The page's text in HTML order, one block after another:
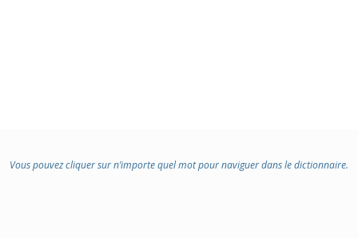
Vous pouvez cliquer sur n’importe quel mot pour naviguer dans le dictionnaire.